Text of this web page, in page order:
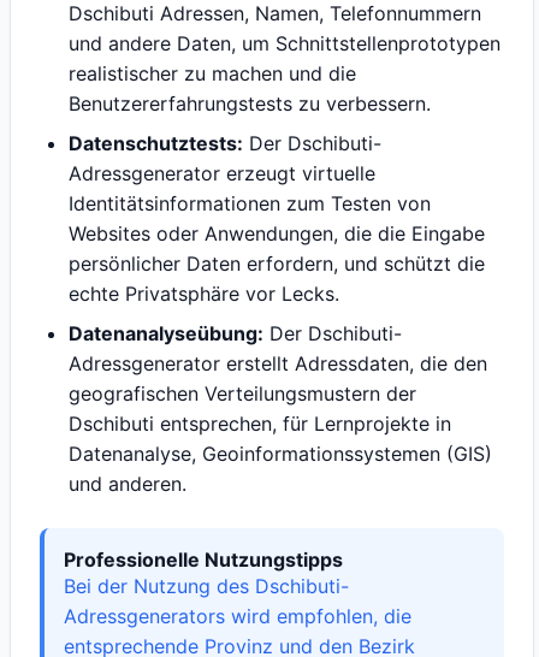
Dschibuti Adressen, Namen, Telefonnummern
und andere Daten, um Schnittstellenprototypen
realistischer zu machen und die
Benutzererfahrungstests zu verbessern.
Datenschutztests: Der Dschibuti-
Adressgenerator erzeugt virtuelle
Identitätsinformationen zum Testen von
Websites oder Anwendungen, die die Eingabe
persönlicher Daten erfordern, und schützt die
echte Privatsphäre vor Lecks.
Datenanalyseübung: Der Dschibuti-
Adressgenerator erstellt Adressdaten, die den
geografischen Verteilungsmustern der
Dschibuti entsprechen, für Lernprojekte in
Datenanalyse, Geoinformationssystemen (GIS)
und anderen.
Professionelle Nutzungstipps
Bei der Nutzung des Dschibuti-
Adressgenerators wird empfohlen, die
entsprechende Provinz und den Bezirk